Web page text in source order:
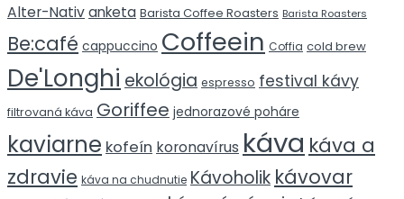
Alter-Nativanketa Barista Coffee Roasters Barista Roasters
Be:café cappuccino Coffeein Coffia cold brew
De'Longhi ekológia espresso festival kávy
filtrovaná káva Goriffee jednorazové poháre
kaviarne kofeín koronavírus káva káva a
zdravie káva na chudnutie Kávoholik kávovar